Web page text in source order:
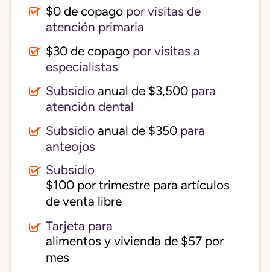
$0 de copago por visitas de
atención primaria
$30 de copago por visitas a
especialistas
Subsidio anual de $3,500 para
atención dental
Subsidio anual de $350 para
anteojos
Subsidio
$100 por trimestre para artículos
de venta libre
Tarjeta para
alimentos y vivienda de $57 por
mes